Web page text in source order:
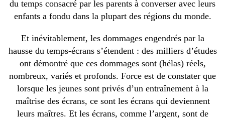
du temps consacré par les parents à converser avec leurs
enfants a fondu dans la plupart des régions du monde.
Et inévitablement, les dommages engendrés par la
hausse du temps-écrans s’étendent : des milliers d’études
ont démontré que ces dommages sont (hélas) réels,
nombreux, variés et profonds. Force est de constater que
lorsque les jeunes sont privés d’un entraînement à la
maîtrise des écrans, ce sont les écrans qui deviennent
leurs maîtres. Et les écrans, comme l’argent, sont de